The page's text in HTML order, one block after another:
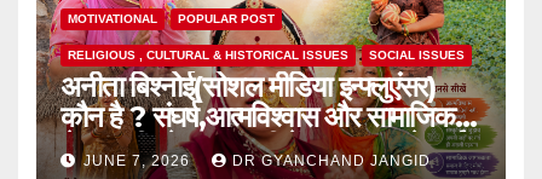
MOTIVATIONAL POPULAR POST
RELIGIOUS , CULTURAL & HISTORICAL ISSUES SOCIAL ISSUES
अनीता बिश्नोई(सोशल मीडिया इन्फ्लुएंसर)
कौन है ? संघर्ष,आत्मविश्वास और सामाजिक
चेतना की प्रेरक,हाल ही में एक घटना से आई
JUNE 7, 2026 DR GYANCHAND JANGID